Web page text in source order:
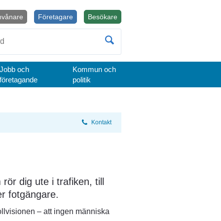
BesökareÖppnas i nytt fönster.
Företagare
Jobb och
företagande
Kommun och
politik
Kontakt
dig ute i trafiken, till
fotgängare.
– att ingen människa